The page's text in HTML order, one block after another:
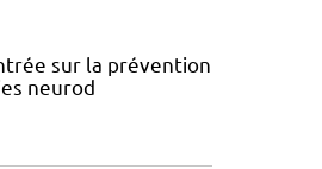
sur la prévention
neurod